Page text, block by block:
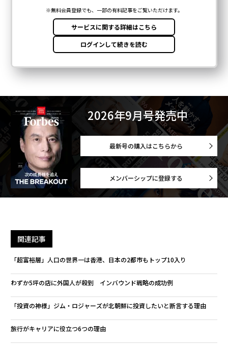
2026年9月号発売中
最新号の購入はこちらから
メンバーシップに登録する
関連記事
「超富裕層」人口の世界一は香港、日本の2都市もトップ10入り
わずか5坪の店に外国人が殺到 インバウンド戦略の成功例
「投資の神様」ジム・ロジャーズが北朝鮮に投資したいと断言する理由
旅行がキャリアに役立つ6つの理由